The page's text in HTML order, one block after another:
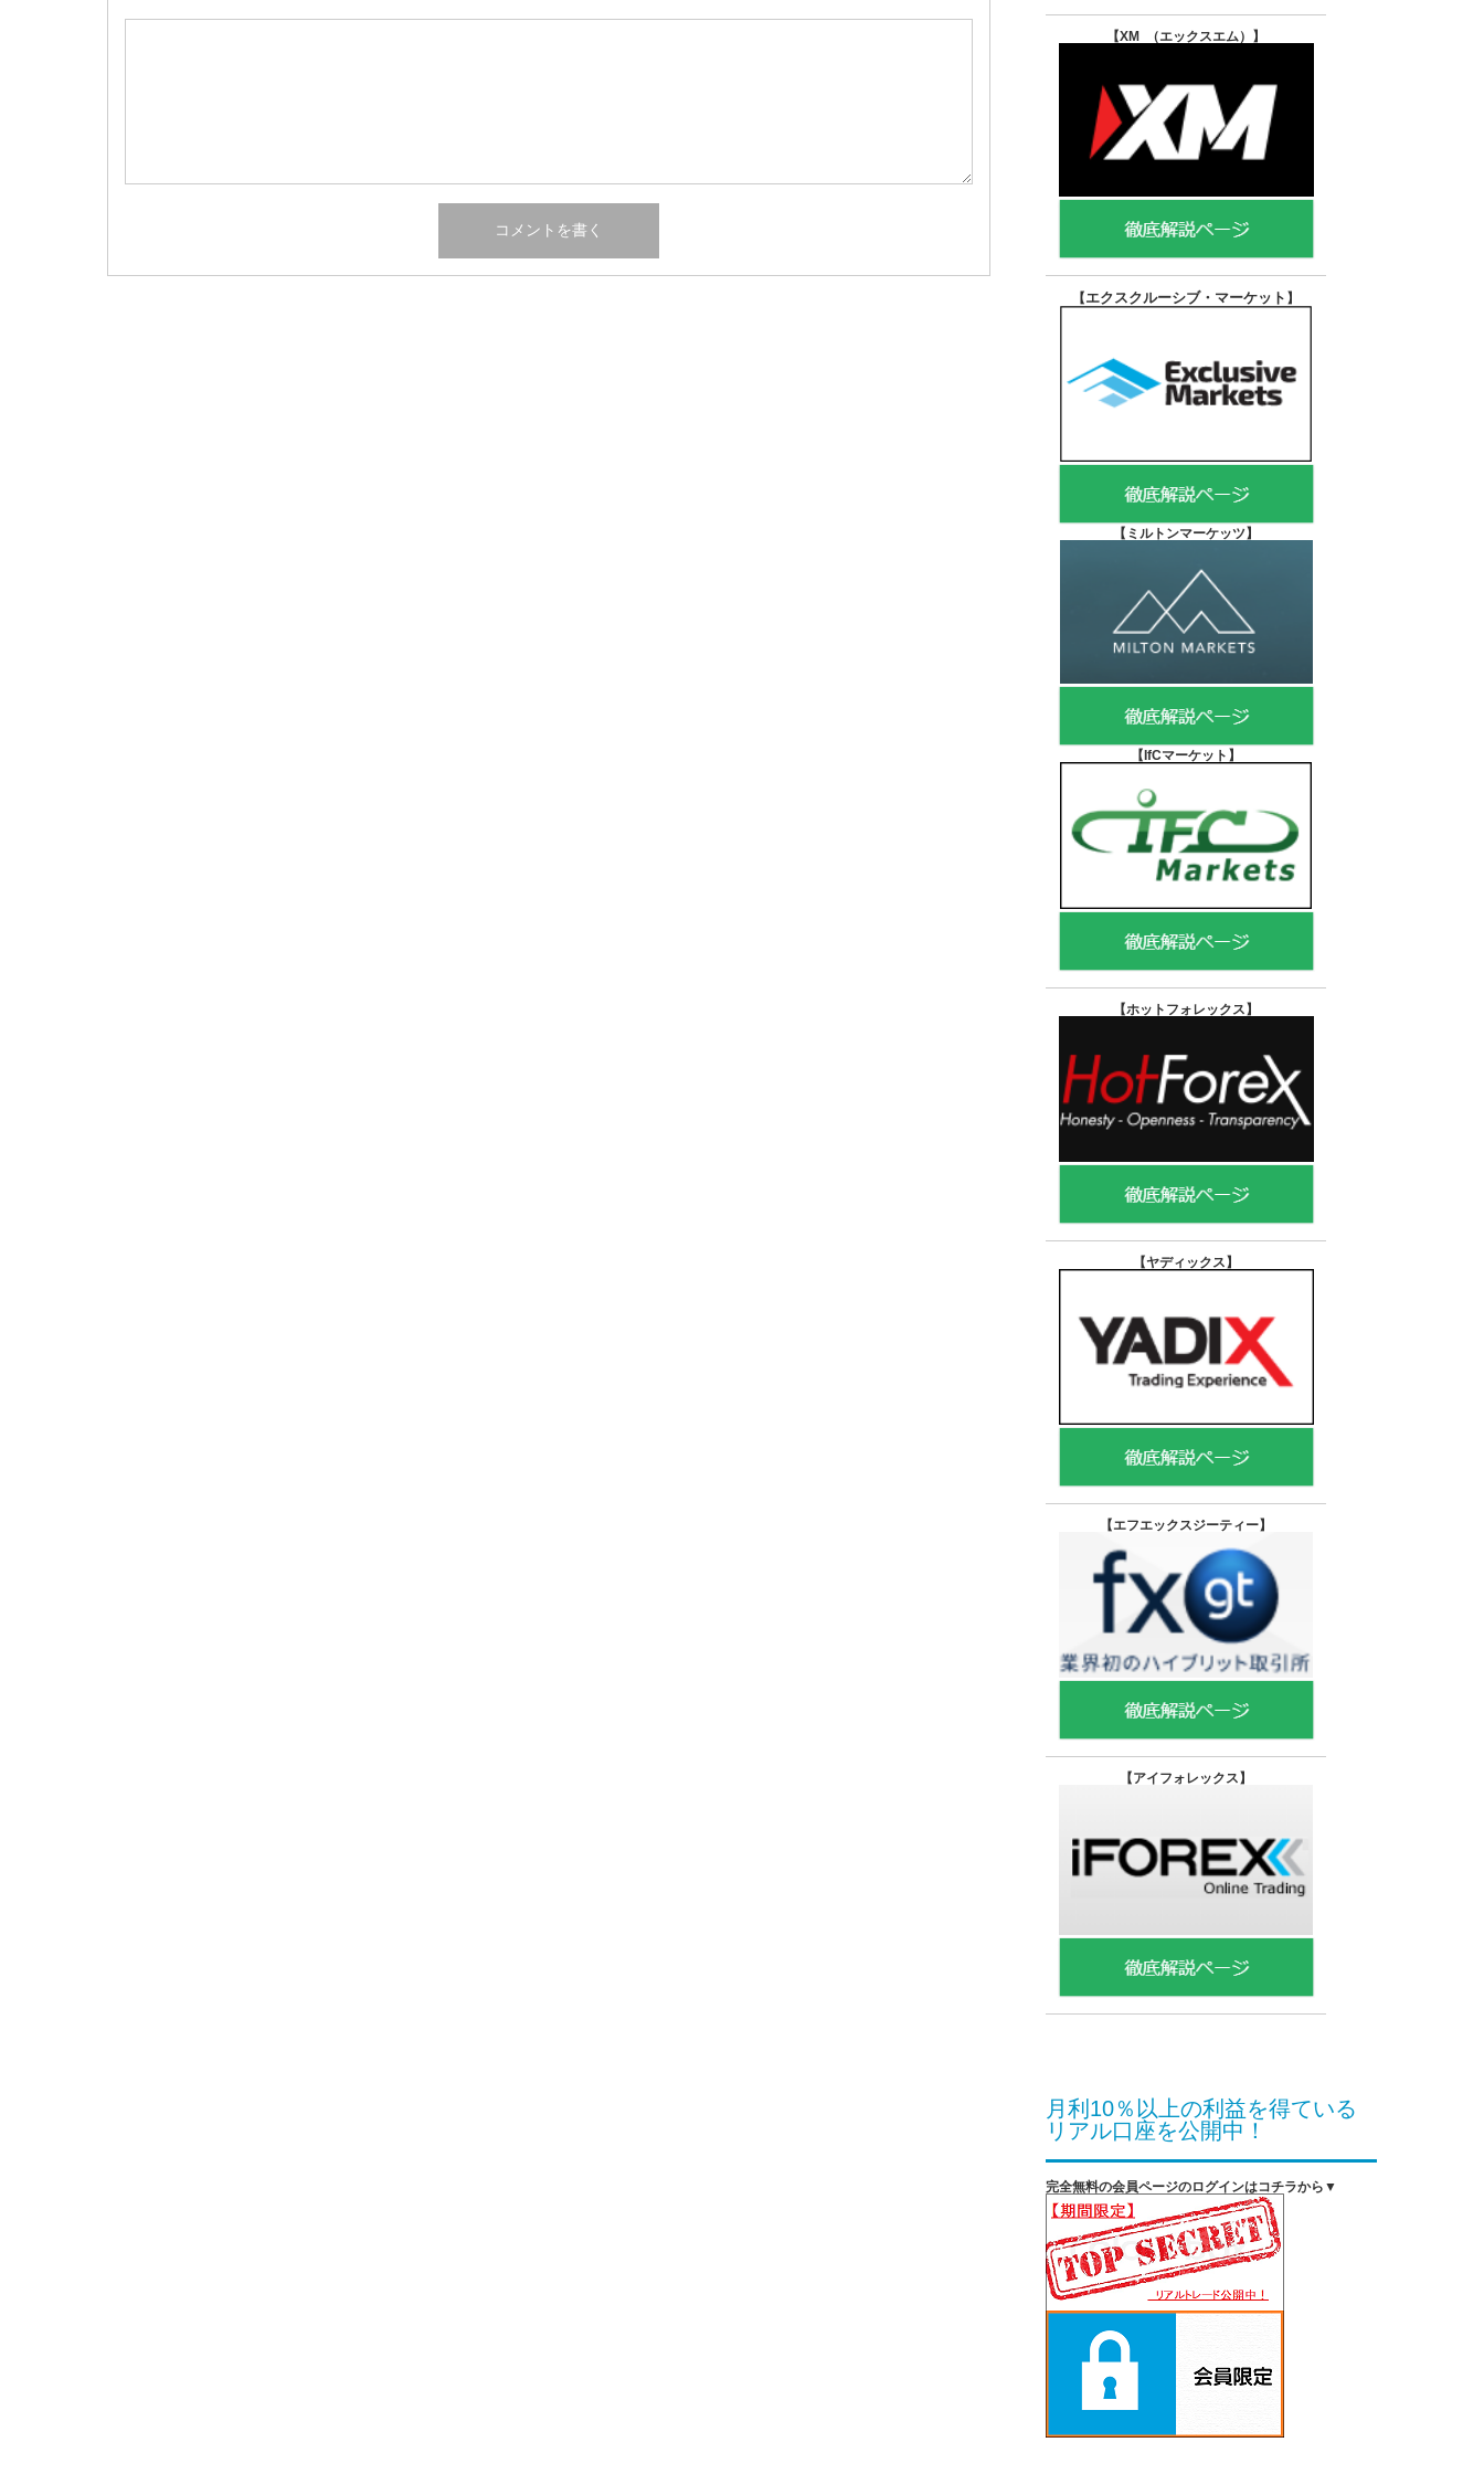
【XM （エックスエム） 】
【エクスクルーシブ・マーケット 】
【 ミルトンマーケッツ】
【IfCマーケット 】
【ホットフォレックス 】
【ヤディックス 】
【エフエックスジーティー】
【アイフォレックス】
月利10％以上の利益を得ている
リアル口座を公開中！
完全無料の会員ページのログインはコチラから▼